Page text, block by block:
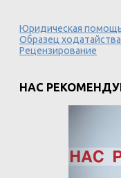
Юридическая
Образец ходатайства
Рецензирование
НАС